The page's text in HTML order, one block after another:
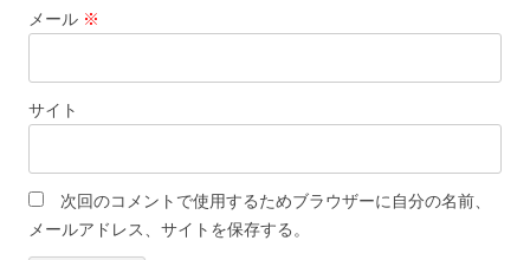
メール ※
サイト
次回のコメントで使用するためブラウザーに自分の名前、
メールアドレス、サイトを保存する。